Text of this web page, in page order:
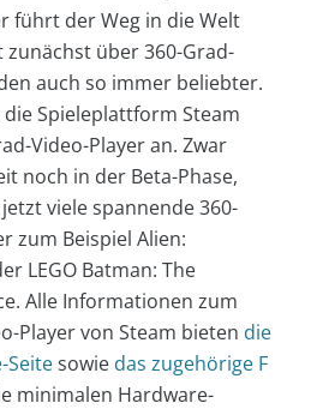
führt der Weg in die Welt
über 360-Grad-
auch so immer beliebter.
Spieleplattform Steam
Video-Player an. Zwar
noch in der Beta-Phase,
viele spannende 360-
zum Beispiel Alien:
LEGO Batman: The
Alle Informationen zum
Player von Steam bieten die
Seitesowie das zugehörige F
minimalen Hardware-